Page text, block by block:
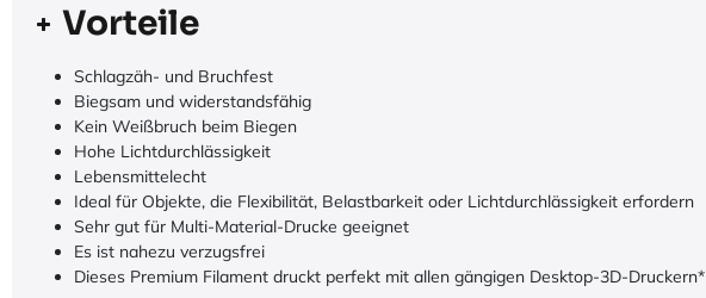
Vorteile
Schlagzäh- und Bruchfest
Biegsam und widerstandsfähig
Kein Weißbruch beim Biegen
Hohe Lichtdurchlässigkeit
Lebensmittelecht
Ideal für Objekte, die Flexibilität, Belastbarkeit oder Lichtdurchlässigkeit erfordern
Sehr gut für Multi-Material-Drucke geeignet
Es ist nahezu verzugsfrei
Dieses Premium Filament druckt perfekt mit allen gängigen Desktop-3D-Druckern*